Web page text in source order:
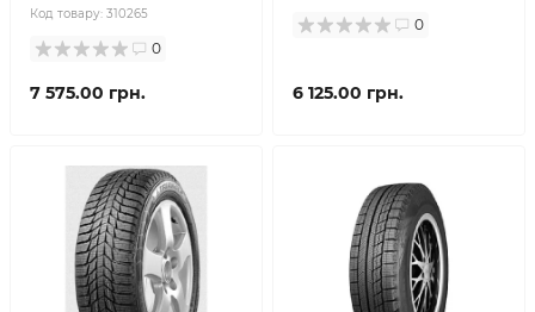
Код товару: 310265
0
7 575.00 грн.
0
6 125.00 грн.